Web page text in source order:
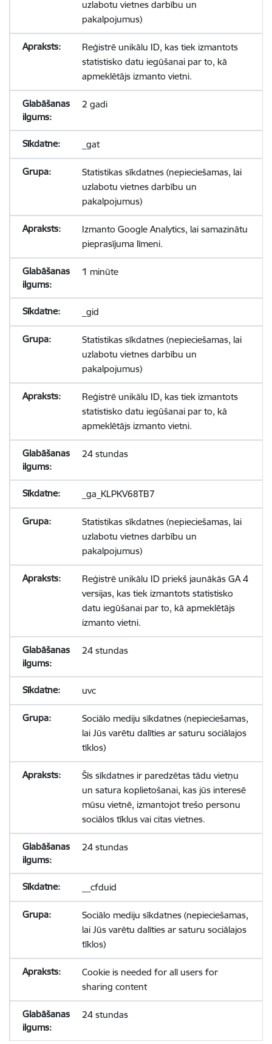
uzlabotu vietnes darbību un
pakalpojumus)
Reģistrē unikālu ID, kas tiek izmantots
statistisko datu iegūšanai par to, kā
apmeklētājs izmanto vietni.
2 gadi
_gat
Statistikas sīkdatnes (nepieciešamas, lai
uzlabotu vietnes darbību un
pakalpojumus)
Izmanto Google Analytics, lai samazinātu
pieprasījuma līmeni.
1 minūte
_gid
Statistikas sīkdatnes (nepieciešamas, lai
uzlabotu vietnes darbību un
pakalpojumus)
Reģistrē unikālu ID, kas tiek izmantots
statistisko datu iegūšanai par to, kā
apmeklētājs izmanto vietni.
24 stundas
_ga_KLPKV68TB7
Statistikas sīkdatnes (nepieciešamas, lai
uzlabotu vietnes darbību un
pakalpojumus)
Reģistrē unikālu ID priekš jaunākās GA 4
versijas, kas tiek izmantots statistisko
datu iegūšanai par to, kā apmeklētājs
izmanto vietni.
24 stundas
uvc
Sociālo mediju sīkdatnes (nepieciešamas,
lai Jūs varētu dalīties ar saturu sociālajos
tīklos)
Šīs sīkdatnes ir paredzētas tādu vietņu
un satura koplietošanai, kas jūs interesē
mūsu vietnē, izmantojot trešo personu
sociālos tīklus vai citas vietnes.
24 stundas
__cfduid
Sociālo mediju sīkdatnes (nepieciešamas,
lai Jūs varētu dalīties ar saturu sociālajos
tīklos)
Cookie is needed for all users for
sharing content
24 stundas